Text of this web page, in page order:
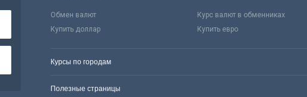
Обмен валют Курс валют в обменниках
Купить доллар
Купить евро
Курсы по городам
Полезные страницы